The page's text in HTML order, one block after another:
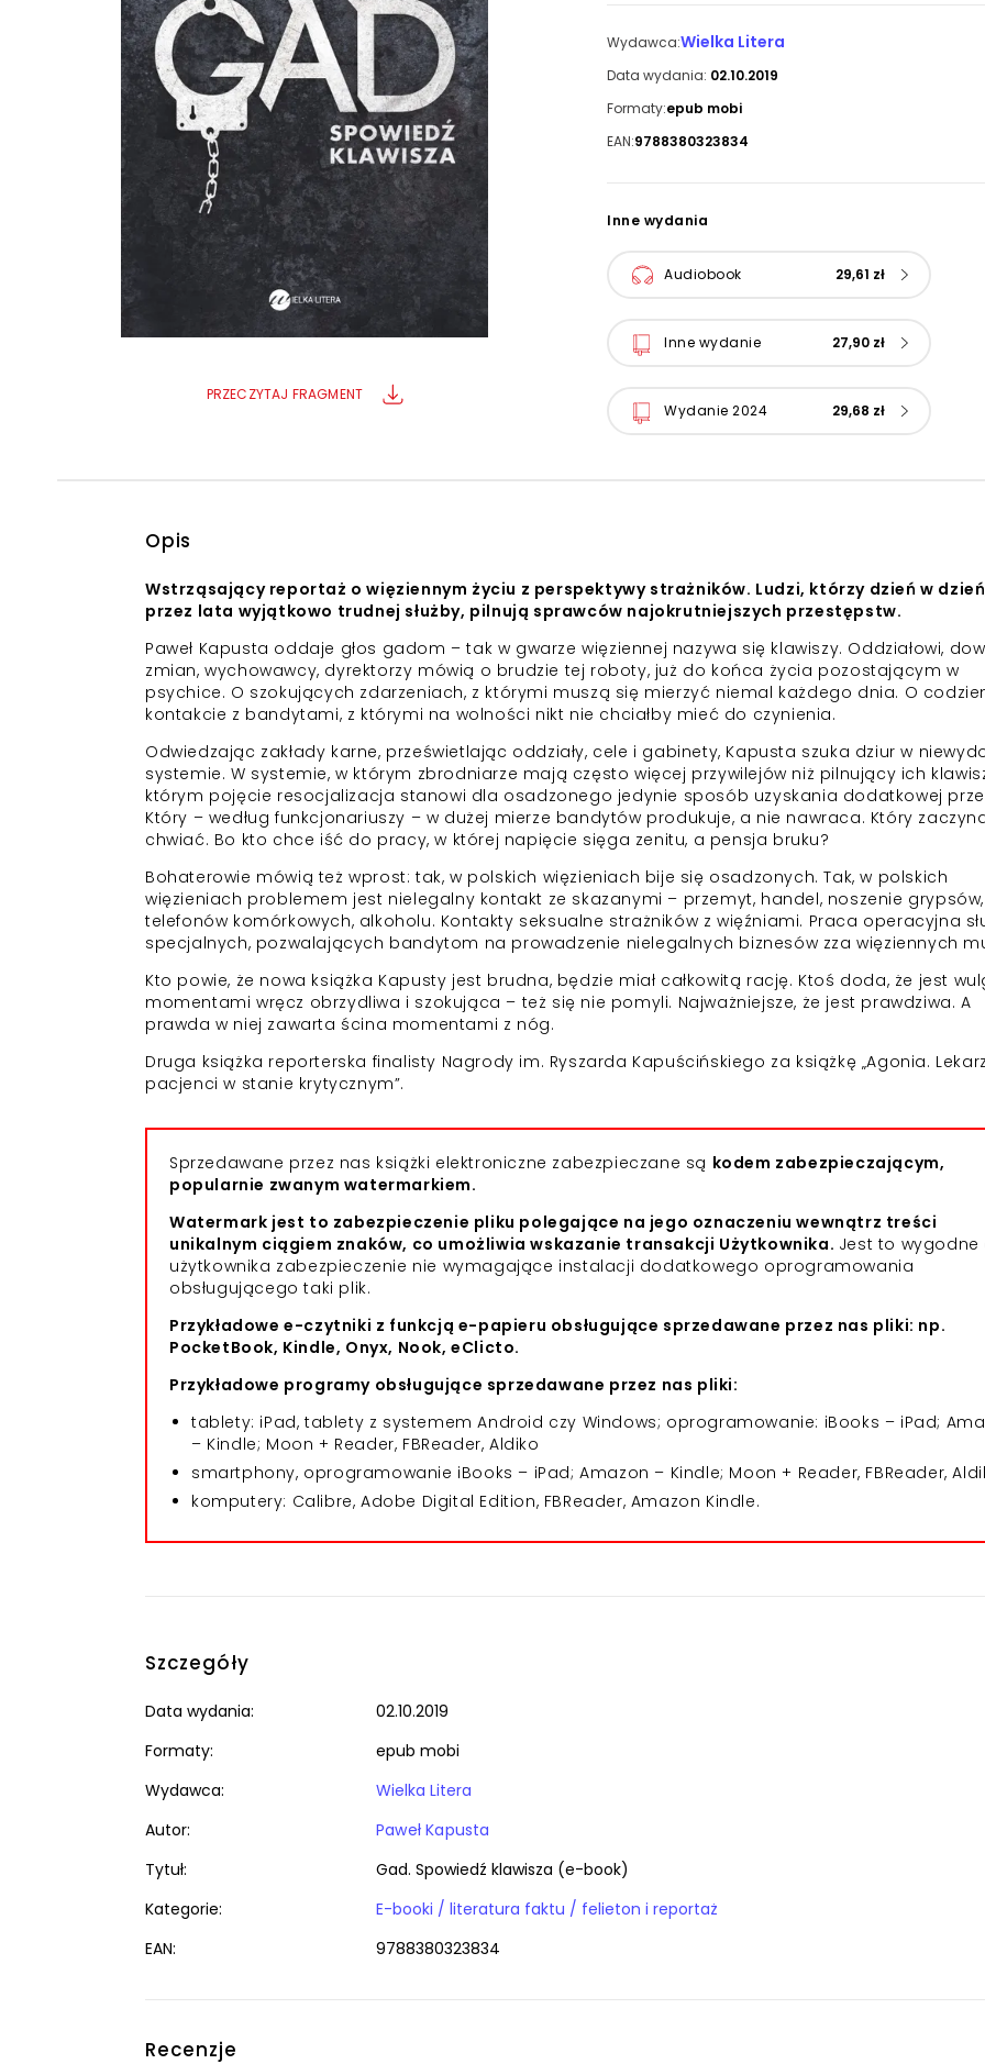
PRZECZYTAJ FRAGMENT
Wydawca:Wielka Litera
Data wydania: 02.10.2019
Formaty:epub mobi
EAN:9788380323834
Inne wydania
Audiobook 29,61 zł
Inne wydanie 27,90 zł
Wydanie 2024 29,68 zł
Opis
Wstrząsający reportaż o więziennym życiu z perspektywy strażników. Ludzi, którzy dzień w
przez lata wyjątkowo trudnej służby, pilnują sprawców najokrutniejszych przestępstw.
Paweł Kapusta oddaje głos gadom – tak w gwarze więziennej nazywa się klawiszy. Oddziałowi,
zmian, wychowawcy, dyrektorzy mówią o brudzie tej roboty, już do końca życia pozostającym w
psychice. O szokujących zdarzeniach, z którymi muszą się mierzyć niemal każdego dnia. O
kontakcie z bandytami, z którymi na wolności nikt nie chciałby mieć do czynienia.
Odwiedzając zakłady karne, prześwietlając oddziały, cele i gabinety, Kapusta szuka dziur w
systemie. W systemie, w którym zbrodniarze mają często więcej przywilejów niż pilnujący ich
którym pojęcie resocjalizacja stanowi dla osadzonego jedynie sposób uzyskania dodatkowej
Który – według funkcjonariuszy – w dużej mierze bandytów produkuje, a nie nawraca. Który
chwiać. Bo kto chce iść do pracy, w której napięcie sięga zenitu, a pensja bruku?
Bohaterowie mówią też wprost: tak, w polskich więzieniach bije się osadzonych. Tak, w polskich
więzieniach problemem jest nielegalny kontakt ze skazanymi – przemyt, handel, noszenie grypsów,
telefonów komórkowych, alkoholu. Kontakty seksualne strażników z więźniami. Praca operacyjna
specjalnych, pozwalających bandytom na prowadzenie nielegalnych biznesów zza więziennych
Kto powie, że nowa książka Kapusty jest brudna, będzie miał całkowitą rację. Ktoś doda, że jest
momentami wręcz obrzydliwa i szokująca – też się nie pomyli. Najważniejsze, że jest prawdziwa. A
prawda w niej zawarta ścina momentami z nóg.
Druga książka reporterska finalisty Nagrody im. Ryszarda Kapuścińskiego za książkę „Agonia.
pacjenci w stanie krytycznym”.
Sprzedawane przez nas książki elektroniczne zabezpieczane są kodem zabezpieczającym,
popularnie zwanym watermarkiem.
Watermark jest to zabezpieczenie pliku polegające na jego oznaczeniu wewnątrz treści
unikalnym ciągiem znaków, co umożliwia wskazanie transakcji Użytkownika. Jest to wygodne
użytkownika zabezpieczenie nie wymagające instalacji dodatkowego oprogramowania
obsługującego taki plik.
Przykładowe e-czytniki z funkcją e-papieru obsługujące sprzedawane przez nas pliki: np.
PocketBook, Kindle, Onyx, Nook, eClicto.
Przykładowe programy obsługujące sprzedawane przez nas pliki:
tablety: iPad, tablety z systemem Android czy Windows; oprogramowanie: iBooks – iPad;
– Kindle; Moon + Reader, FBReader, Aldiko
smartphony, oprogramowanie iBooks – iPad; Amazon – Kindle; Moon + Reader, FBReader,
komputery: Calibre, Adobe Digital Edition, FBReader, Amazon Kindle.
Szczegóły
Data wydania:
02.10.2019
Formaty:
epub mobi
Wydawca:
Wielka Litera
Autor:
Paweł Kapusta
Tytuł:
Gad. Spowiedź klawisza (e-book)
Kategorie:
E-booki / literatura faktu / felieton i reportaż
EAN:
9788380323834
Recenzje
Powiększony kursor
Pomoc w czytaniu
Podkreślenie linków